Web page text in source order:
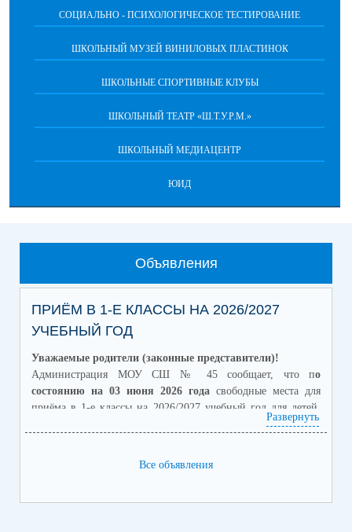
СОЦИАЛЬНО - ПСИХОЛОГИЧЕСКОЕ ТЕСТИРОВАНИЕ
ШКОЛЬНЫЙ МУЗЕЙ ВИНИЛОВЫХ ПЛАСТИНОК
ШКОЛЬНЫЕ СПОРТИВНЫЕ КЛУБЫ
ШКОЛЬНЫЙ ТЕАТР «Ш.Т.У.Р.М.»
ШКОЛЬНЫЙ МЕДИАЦЕНТР
ЮИД
Объявления
ПРИЁМ В 1-Е КЛАССЫ НА 2026/2027
УЧЕБНЫЙ ГОД
Уважаемые родители (законные представители)!
Администрация МОУ СШ № 45 сообщает, что по
состоянию на 03 июня 2026 года свободные места для
приёма в 1-е классы на 2026/2027 учебный год для детей,
проживающих на закреплённой за школой территории,
приём указанных заявленийне производится.
Развернуть
Все объявления